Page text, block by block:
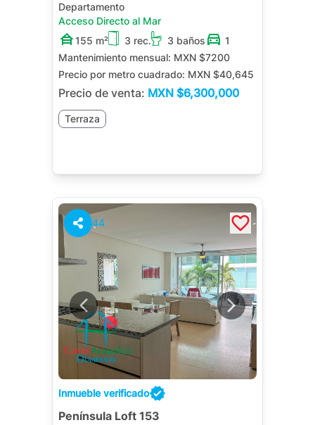
Departamento
Acceso Directo al Mar
155 m²
3 rec. 3 baños
1
Mantenimiento mensual: MXN $7200
Precio por metro cuadrado: MXN $40,645
Precio de venta: MXN $6,300,000
Terraza
44
Inmueble verificado
Península Loft 153